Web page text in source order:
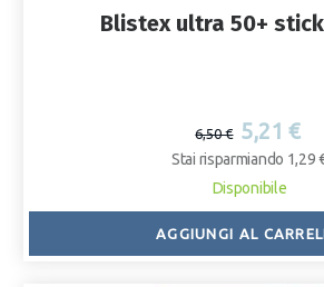
Blistex ultra 50+
6,50 € 5,21 €
Stai risparmiando 1,29
Disponibile
AGGIUNGI AL